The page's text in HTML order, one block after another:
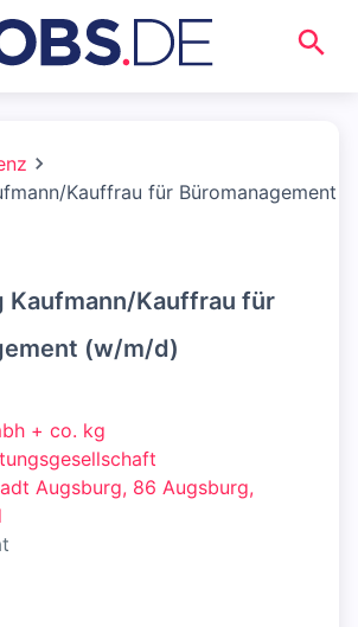
Kauffrau für Büromanagement
Kaufmann/Kauffrau für
(w/m/d)
+ co. kg
Augsburg, 86 Augsburg,